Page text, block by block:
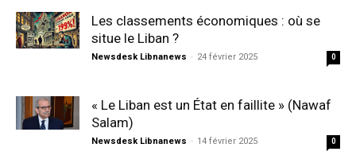
Les classements économiques : où se
situe le Liban ?
Newsdesk Libnanews - 24 février 2025 0
« Le Liban est un État en faillite » (Nawaf
Salam)
Newsdesk Libnanews - 14 février 2025 0